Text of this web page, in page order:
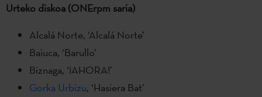
Urteko diskoa (ONErpm saria)
Alcalá Norte, ‘Alcalá Norte’
Baiuca, ‘Barullo’
Biznaga, ‘¡AHORA!’
Gorka Urbizu, ‘Hasiera Bat’